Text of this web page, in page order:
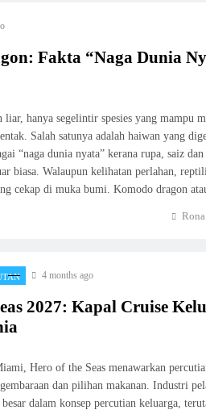
Fakta “Naga Dunia
liar, hanya segelintir spesies yang mampu
Salah satunya adalah haiwan yang
“naga dunia nyata” kerana rupa, saiz dan
biasa. Walaupun kelihatan perlahan,
cekap di muka bumi. Komodo dragon
4 months ago
2027: Kapal Cruise
Hero of the Seas menawarkan
dan pilihan makanan. Industri
dalam konsep percutian keluarga,